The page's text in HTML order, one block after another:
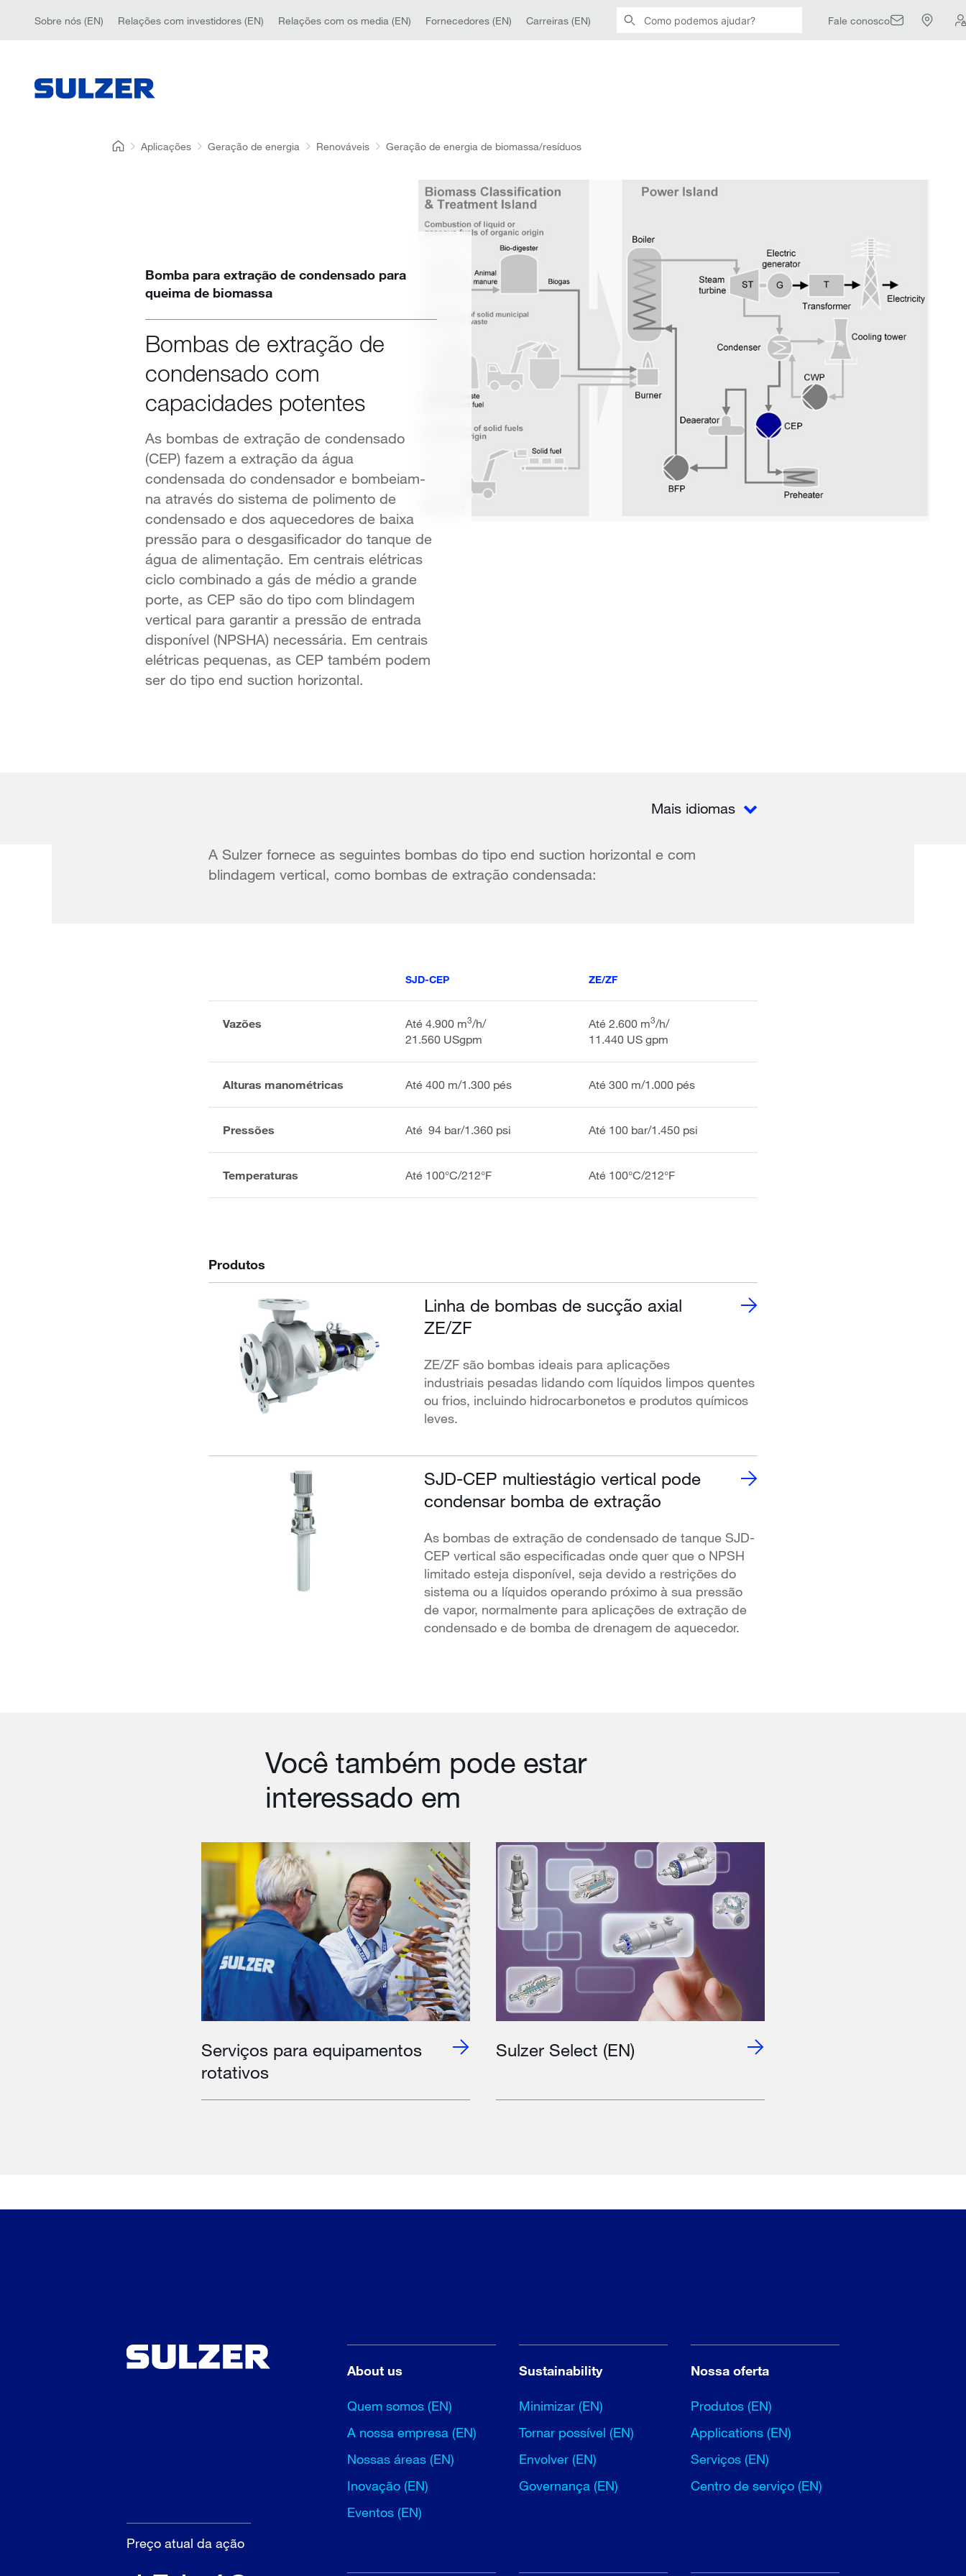
Fale conosco
Sobre nós (EN) Relações com investidores (EN) Relações com os media (EN) Fornecedores (EN) Carreiras (EN)
Aplicações Geração de energia Renováveis Geração de energia de biomassa/resíduos
Bomba para extração de condensado para
queima de biomassa
Bombas de extração de
condensado com
capacidades potentes
As bombas de extração de condensado
(CEP) fazem a extração da água
condensada do condensador e bombeiam-
na através do sistema de polimento de
condensado e dos aquecedores de baixa
pressão para o desgasificador do tanque de
água de alimentação. Em centrais elétricas
ciclo combinado a gás de médio a grande
porte, as CEP são do tipo com blindagem
vertical para garantir a pressão de entrada
disponível (NPSHA) necessária. Em centrais
elétricas pequenas, as CEP também podem
ser do tipo end suction horizontal.
Mais idiomas
A Sulzer fornece as seguintes bombas do tipo end suction horizontal e com
blindagem vertical, como bombas de extração condensada:
SJD-CEP ZE/ZF
Vazões Até 4.900 m3/h/
21.560 USgpm
Até 2.600 m3/h/
11.440 US gpm
Alturas manométricas Até 400 m/1.300 pés Até 300 m/1.000 pés
Pressões Até 94 bar/1.360 psi Até 100 bar/1.450 psi
Temperaturas Até 100°C/212°F Até 100°C/212°F
Produtos
Linha de bombas de sucção axial
ZE/ZF
ZE/ZF são bombas ideais para aplicações
industriais pesadas lidando com líquidos limpos quentes
ou frios, incluindo hidrocarbonetos e produtos químicos
leves.
SJD-CEP multiestágio vertical pode
condensar bomba de extração
As bombas de extração de condensado de tanque SJD-
CEP vertical são especificadas onde quer que o NPSH
limitado esteja disponível, seja devido a restrições do
sistema ou a líquidos operando próximo à sua pressão
de vapor, normalmente para aplicações de extração de
condensado e de bomba de drenagem de aquecedor.
Você também pode estar
interessado em
Serviços para equipamentos
rotativos
Sulzer Select (EN)
Preço atual da ação
About us
Quem somos (EN)
A nossa empresa (EN)
Nossas áreas (EN)
Inovação (EN)
Eventos (EN)
Sustainability
Minimizar (EN)
Tornar possível (EN)
Envolver (EN)
Governança (EN)
Nossa oferta
Produtos (EN)
Applications (EN)
Serviços (EN)
Centro de serviço (EN)